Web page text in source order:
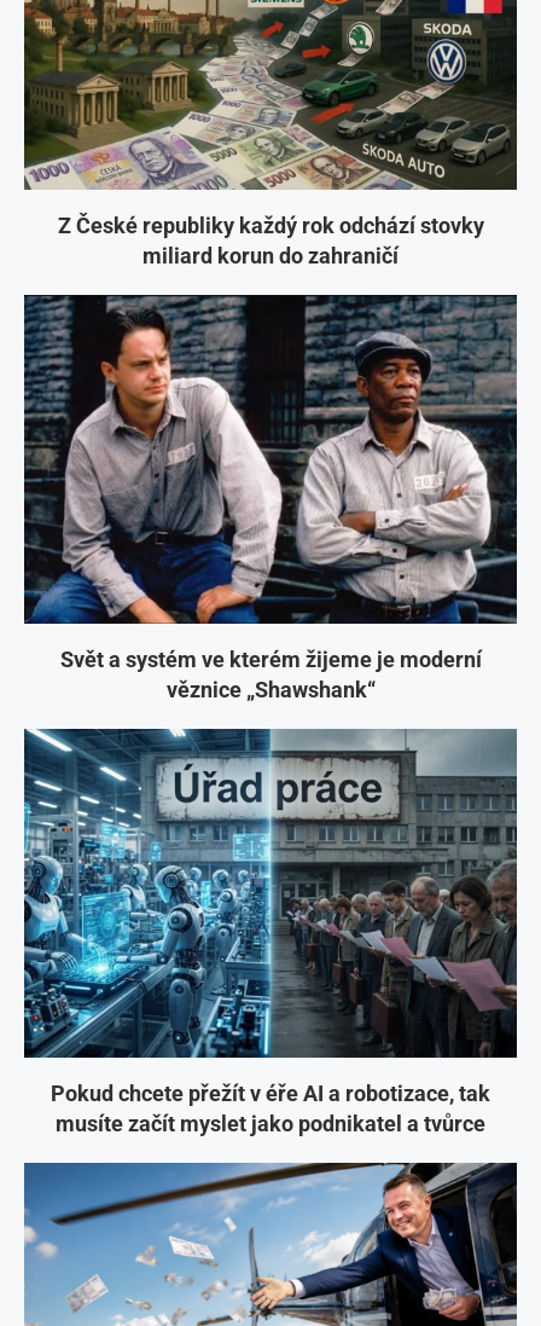
Z České republiky každý rok odchází stovky
miliard korun do zahraničí
Svět a systém ve kterém žijeme je moderní
věznice „Shawshank“
Pokud chcete přežít v éře AI a robotizace, tak
musíte začít myslet jako podnikatel a tvůrce